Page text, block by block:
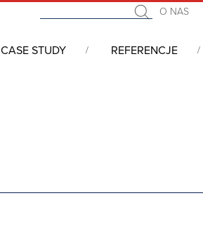
O NAS
CASE STUDY REFERENCJE